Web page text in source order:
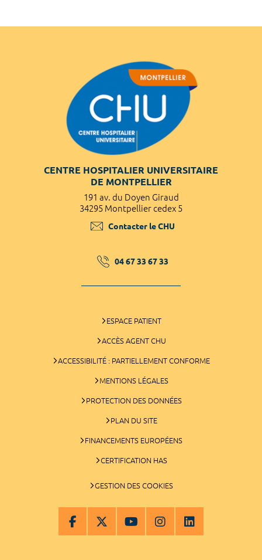
CENTRE HOSPITALIER UNIVERSITAIRE
DE MONTPELLIER
191 av. du Doyen Giraud
34295 Montpellier cedex 5
Contacter le CHU
04 67 33 67 33
ESPACE PATIENT
ACCÈS AGENT CHU
ACCESSIBILITÉ : PARTIELLEMENT CONFORME
MENTIONS LÉGALES
PROTECTION DES DONNÉES
PLAN DU SITE
FINANCEMENTS EUROPÉENS
CERTIFICATION HAS
GESTION DES COOKIES